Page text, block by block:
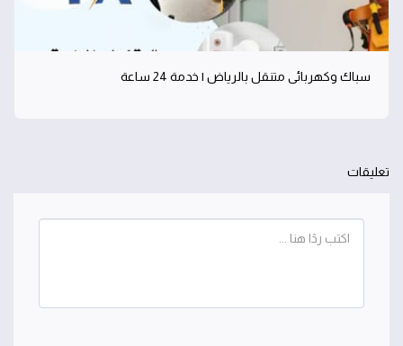
سباك وكهربائي متنقل بالرياض | خدمة 24 ساعة
تعليقات